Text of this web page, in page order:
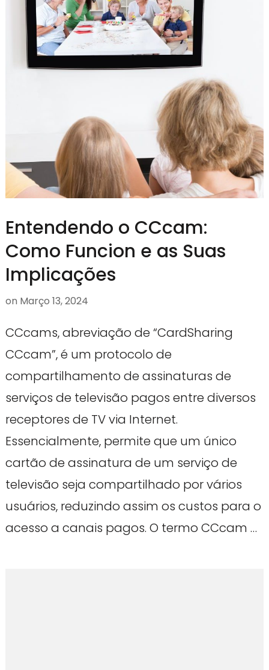
Entendendo o CCcam:
Como Funcion e as Suas
Implicações
on Março 13, 2024
CCcams, abreviação de “CardSharing
CCcam”, é um protocolo de
compartilhamento de assinaturas de
serviços de televisão pagos entre diversos
receptores de TV via Internet.
Essencialmente, permite que um único
cartão de assinatura de um serviço de
televisão seja compartilhado por vários
usuários, reduzindo assim os custos para o
acesso a canais pagos. O termo CCcam …